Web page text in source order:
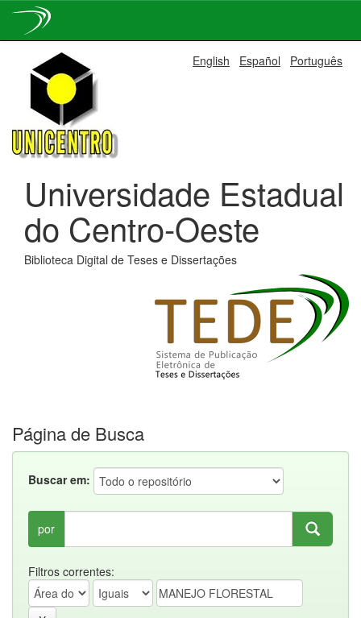
navigation
English Español Português
Universidade Estadual
do Centro-Oeste
Biblioteca Digital de Teses e Dissertações
Página de Busca
Buscar em:
por
Filtros correntes: